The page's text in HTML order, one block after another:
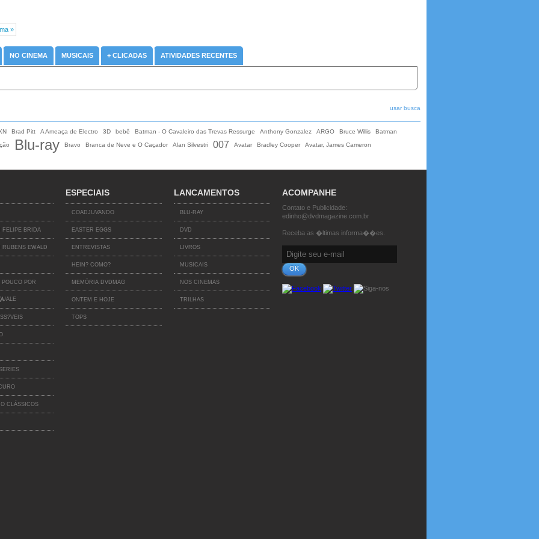
»
NO CINEMA MUSICAIS + CLICADAS ATIVIDADES RECENTES
usar busca
Brad Pitt A Ameaça de Electro 3D bebê Batman - O Cavaleiro das Trevas Ressurge Anthony Gonzalez ARGO Bruce Willis
Batman
Blu-ray Bravo Branca de Neve e O Caçador Alan Silvestri 007 Avatar Bradley Cooper Avatar, James Cameron
FELIPE BRIDA
RUBENS EWALD
POR
CLÁSSICOS
ESPECIAIS
COADJUVANDO
EASTER EGGS
ENTREVISTAS
HEIN? COMO?
MEMÓRIA DVDMAG
ONTEM E HOJE
TOPS
LANCAMENTOS
BLU-RAY
DVD
LIVROS
MUSICAIS
NOS CINEMAS
TRILHAS
ACOMPANHE
Contato e Publicidade:
edinho@dvdmagazine.com.br
Receba as �ltimas informa��es.
OK